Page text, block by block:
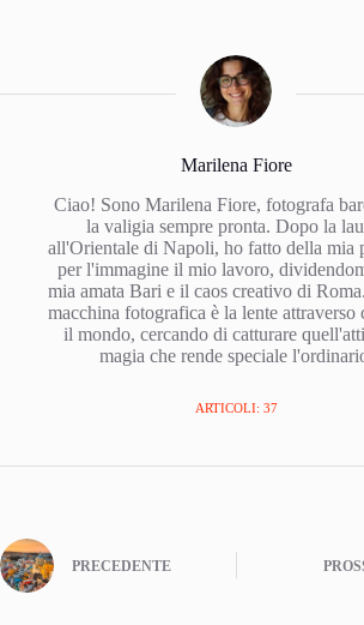
Marilena Fiore
Ciao! Sono Marilena Fiore, fotografa
la valigia sempre pronta. Dopo la
all'Orientale di Napoli, ho fatto della mia
per l'immagine il mio lavoro,
mia amata Bari e il caos creativo di
macchina fotografica è la lente
il mondo, cercando di catturare
magia che rende speciale
ARTICOLI: 37
PRECEDENTE